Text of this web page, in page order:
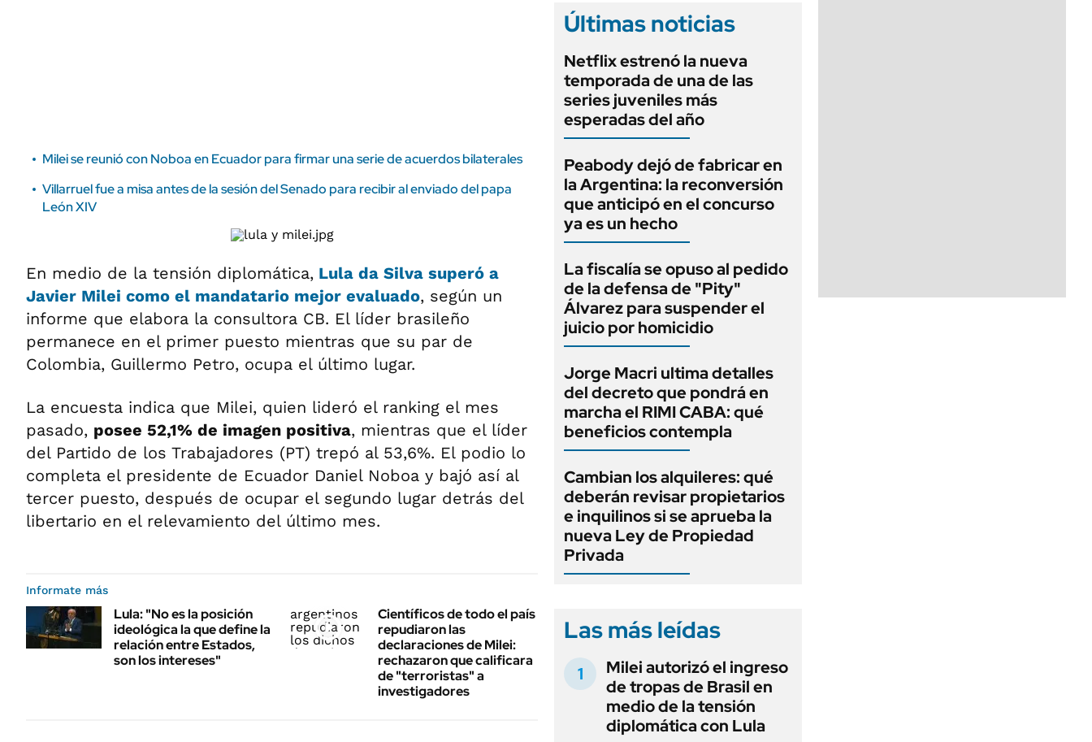
Milei se reunió con Noboa en Ecuador para firmar una serie de acuerdos bilaterales
Villarruel fue a misa antes de la sesión del Senado para recibir al enviado del papa
León XIV
En medio de la tensión diplomática, Lula da Silva superó a
Javier Milei como el mandatario mejor evaluado, según un
informe que elabora la consultora CB. El líder brasileño
permanece en el primer puesto mientras que su par de
Colombia, Guillermo Petro, ocupa el último lugar.
La encuesta indica que Milei, quien lideró el ranking el mes
pasado, posee 52,1% de imagen positiva, mientras que el líder
del Partido de los Trabajadores (PT) trepó al 53,6%. El podio lo
completa el presidente de Ecuador Daniel Noboa y bajó así al
tercer puesto, después de ocupar el segundo lugar detrás del
libertario en el relevamiento del último mes.
Informate más
Lula: "No es la posición
ideológica la que define la
relación entre Estados,
son los intereses"
Científicos de todo el país
repudiaron las
declaraciones de Milei:
rechazaron que calificara
de "terroristas" a
investigadores
Últimas noticias
Netflix estrenó la nueva
temporada de una de las
series juveniles más
esperadas del año
Peabody dejó de fabricar en
la Argentina: la reconversión
que anticipó en el concurso
ya es un hecho
La fiscalía se opuso al pedido
de la defensa de "Pity"
Álvarez para suspender el
juicio por homicidio
Jorge Macri ultima detalles
del decreto que pondrá en
marcha el RIMI CABA: qué
beneficios contempla
Cambian los alquileres: qué
deberán revisar propietarios
e inquilinos si se aprueba la
nueva Ley de Propiedad
Privada
Las más leídas
Milei autorizó el ingreso
de tropas de Brasil en
medio de la tensión
diplomática con Lula